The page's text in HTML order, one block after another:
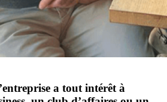
a tout intérêt à